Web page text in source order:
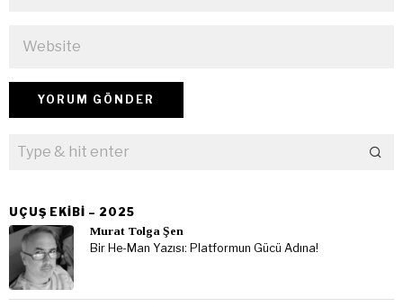
UÇUŞ EKIBI – 2025
Murat Tolga Şen
Bir He-Man Yazısı: Platformun Gücü Adına!